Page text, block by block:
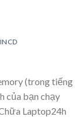
(trong tiếng
của bạn chạy
Laptop24h